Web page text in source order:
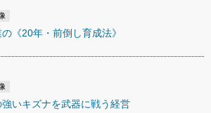
《20年・前倒し育成法》
強いキズナを武器に戦う経営